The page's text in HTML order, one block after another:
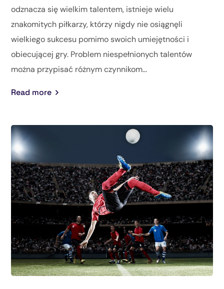
odznacza się wielkim talentem, istnieje wielu
znakomitych piłkarzy, którzy nigdy nie osiągnęli
wielkiego sukcesu pomimo swoich umiejętności i
obiecującej gry. Problem niespełnionych talentów
można przypisać różnym czynnikom...
Read more